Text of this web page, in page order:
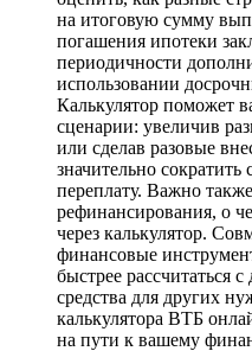
на итоговую сумму
погашения ипотеки
периодичности
использовании
Калькулятор поможет
сценарии: увеличив
или сделав разовые
значительно
переплату. Важно
рефинансирования, о
через калькулятор.
финансовые
быстрее рассчитаться
средства для других
калькулятора ВТБ
на пути к вашему